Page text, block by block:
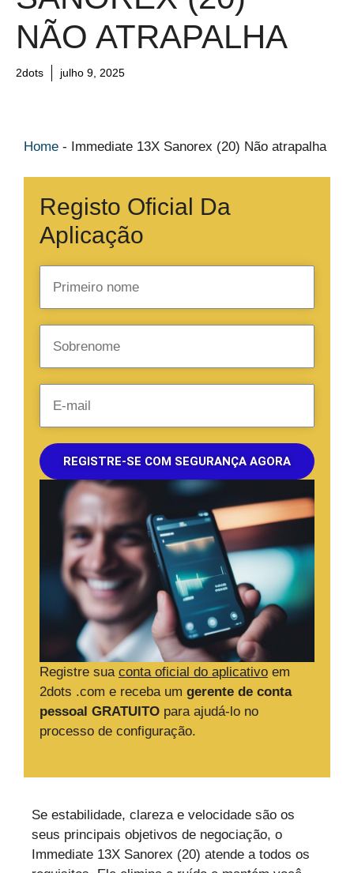
NÃO ATRAPALHA
2dots julho 9, 2025
Home - Immediate 13X Sanorex (20) Não atrapalha
Registre sua conta oficial do aplicativo em
2dots .com e receba um gerente de conta
pessoal GRATUITO para ajudá-lo no
processo de configuração.
Registo Oficial Da
Aplicação
REGISTRE-SE COM SEGURANÇA AGORA
Se estabilidade, clareza e velocidade são os
seus principais objetivos de negociação, o
Immediate 13X Sanorex (20) atende a todos os